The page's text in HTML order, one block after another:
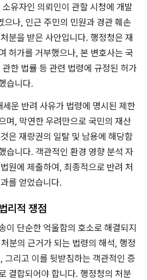
유자인 의뢰인이 관할 시청에 개발
으나, 인근 주민의 민원과 경관 훼손
분을 받은 사안입니다. 행정청은 재
허가를 거부했으나, 본 변호사는 국
한 법률 등 관련 법령에 규정된 허가
습니다.
운 반려 사유가 법령에 명시된 제한
며, 막연한 우려만으로 국민의 재산
은 재량권의 일탈 및 남용에 해당함
습니다. 객관적인 환경 영향 분석 자
원에 제출하여, 최종적으로 반려 처
를 얻었습니다.
리적 쟁점
이 단순한 억울함의 호소로 해결되지
분의 근거가 되는 법령의 해석, 행정
그리고 이를 뒷받침하는 객관적인 증
결합되어야 합니다. 행정청의 처분